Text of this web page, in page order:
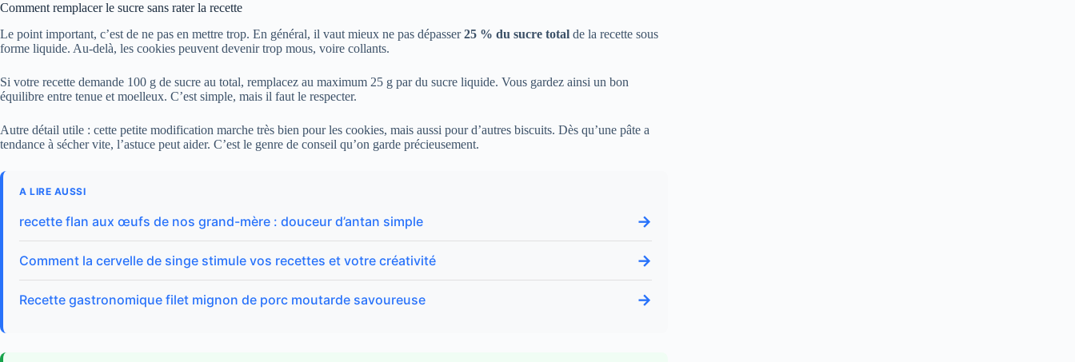
Comment remplacer le sucre sans rater la recette
Le point important, c’est de ne pas en mettre trop. En général, il vaut mieux ne pas dépasser25 % du sucre total de la recette sous
forme liquide. Au-delà, les cookies peuvent devenir trop mous, voire collants.
Si votre recette demande 100 g de sucre au total, remplacez au maximum 25 g par du sucre liquide. Vous gardez ainsi un bon
équilibre entre tenue et moelleux. C’est simple, mais il faut le respecter.
Autre détail utile : cette petite modification marche très bien pour les cookies, mais aussi pour d’autres biscuits. Dès qu’une pâte a
tendance à sécher vite, l’astuce peut aider. C’est le genre de conseil qu’on garde précieusement.
A LIRE AUSSI
recette flan aux œufs de nos grand-mère : douceur d’antan simple →
Comment la cervelle de singe stimule vos recettes et votre créativité →
Recette gastronomique filet mignon de porc moutarde savoureuse →